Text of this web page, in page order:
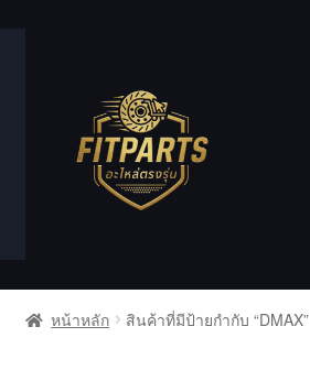
navigation
หน้าแรก
หน้าหลัก สินค้าที่มีป้ายกำกับ “DMAX”